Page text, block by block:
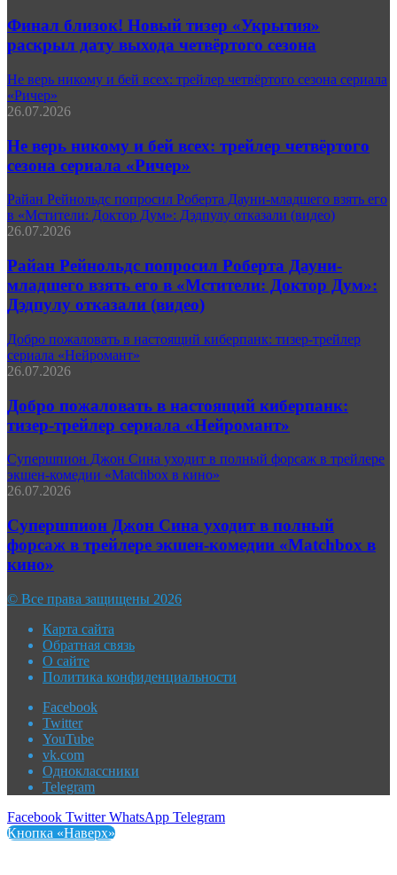
Финал близок! Новый тизер «Укрытия»
раскрыл дату выхода четвёртого сезона
Не верь никому и бей всех: трейлер четвёртого сезона сериала
«Ричер»
26.07.2026
Не верь никому и бей всех: трейлер четвёртого
сезона сериала «Ричер»
Райан Рейнольдс попросил Роберта Дауни-младшего взять его
в «Мстители: Доктор Дум»: Дэдпулу отказали (видео)
26.07.2026
Райан Рейнольдс попросил Роберта Дауни-
младшего взять его в «Мстители: Доктор Дум»:
Дэдпулу отказали (видео)
Добро пожаловать в настоящий киберпанк: тизер-трейлер
сериала «Нейромант»
26.07.2026
Добро пожаловать в настоящий киберпанк:
тизер-трейлер сериала «Нейромант»
Супершпион Джон Сина уходит в полный форсаж в трейлере
экшен-комедии «Matchbox в кино»
26.07.2026
Супершпион Джон Сина уходит в полный
форсаж в трейлере экшен-комедии «Matchbox в
кино»
© Все права защищены 2026
Карта сайта
Обратная связь
О сайте
Политика конфиденциальности
Facebook
Twitter
YouTube
vk.com
Одноклассники
Telegram
Facebook Twitter WhatsApp Telegram
Кнопка «Наверх»